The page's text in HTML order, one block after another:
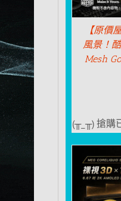
【原價
風景！
Mesh
(╥_╥) 搶購